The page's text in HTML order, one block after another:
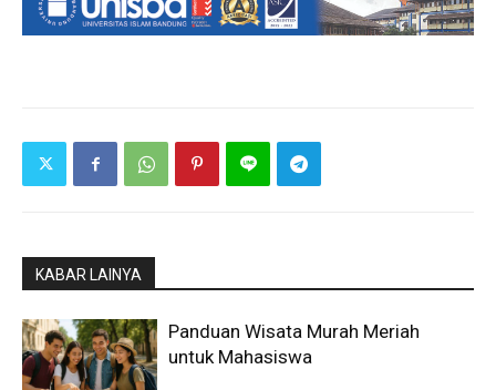
KABAR LAINYA
Panduan Wisata Murah Meriah
untuk Mahasiswa